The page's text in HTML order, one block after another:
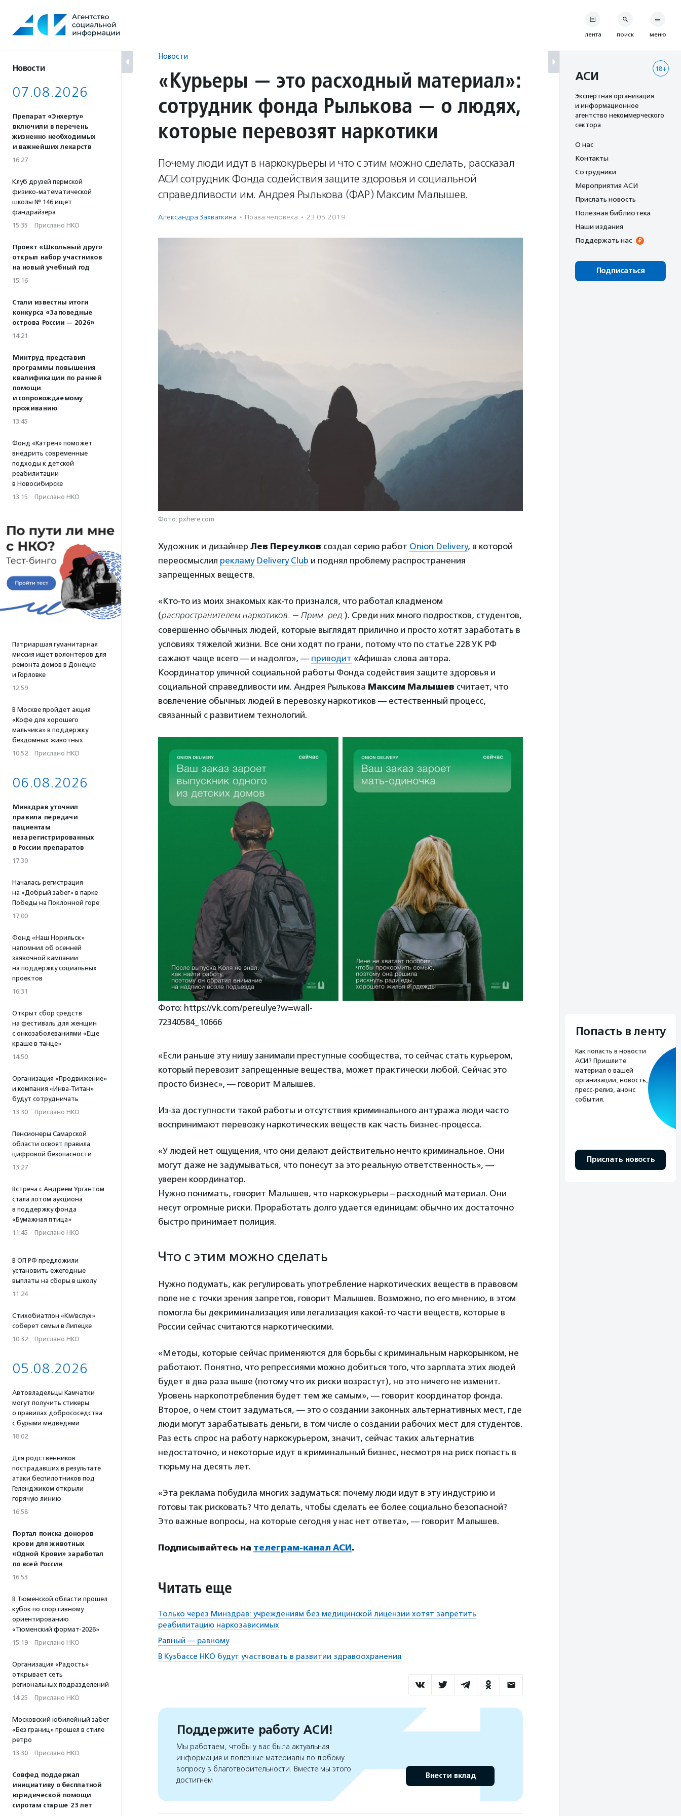
содержанию
Новости
07.08.2026
Препарат «Энхерту»
включили в перечень
жизненно необходимых
и важнейших лекарств
16:27
Клуб друзей пермской
физико-математической
школы № 146 ищет
фандрайзера
15:35 · Прислано НКО
Проект «Школьный друг»
открыл набор участников
на новый учебный год
15:16
Стали известны итоги
конкурса «Заповедные
острова России — 2026»
14:21
Минтруд представил
программы повышения
квалификации по ранней
помощи
и сопровождаемому
проживанию
13:45
Фонд «Катрен» поможет
внедрить современные
подходы к детской
реабилитации
в Новосибирске
13:15 · Прислано НКО
Патриаршая гуманитарная
миссия ищет волонтеров для
ремонта домов в Донецке
и Горловке
12:59
В Москве пройдет акция
«Кофе для хорошего
мальчика» в поддержку
бездомных животных
10:52 · Прислано НКО
06.08.2026
Минздрав уточнил
правила передачи
пациентам
незарегистрированных
в России препаратов
17:30
Началась регистрация
на «Добрый забег» в парке
Победы на Поклонной горе
17:00
Фонд «Наш Норильск»
напомнил об осенней
заявочной кампании
на поддержку социальных
проектов
16:31
Открыт сбор средств
на фестиваль для женщин
с онкозаболеваниями «Еще
краше в танце»
14:50
Организация «Продвижение»
и компания «Инва-Титан»
будут сотрудничать
13:30 · Прислано НКО
Пенсионеры Самарской
области освоят правила
цифровой безопасности
13:27
Встреча с Андреем Ургантом
стала лотом аукциона
в поддержку фонда
«Бумажная птица»
11:45 · Прислано НКО
В ОП РФ предложили
установить ежегодные
выплаты на сборы в школу
11:24
Стихобиатлон «Км/вслух»
соберет семьи в Липецке
10:32 · Прислано НКО
05.08.2026
Автовладельцы Камчатки
могут получить стикеры
о правилах добрососедства
с бурыми медведями
18:02
Для родственников
пострадавших в результате
атаки беспилотников под
Геленджиком открыли
горячую линию
16:58
Портал поиска доноров
крови для животных
«Одной Крови» заработал
по всей России
16:53
В Тюменской области прошел
кубок по спортивному
ориентированию
«Тюменский формат-2026»
15:19 · Прислано НКО
Организация «Радость»
открывает сеть
региональных подразделений
14:25 · Прислано НКО
Московский юбилейный забег
«Без границ» прошел в стиле
ретро
13:30 · Прислано НКО
Совфед поддержал
инициативу о бесплатной
юридической помощи
сиротам старше 23 лет
Новости
«Курьеры — это расходный материал»:
сотрудник фонда Рылькова — о людях,
которые перевозят наркотики
Почему люди идут в наркокурьеры и что с этим можно сделать, рассказал
АСИ сотрудник Фонда содействия защите здоровья и социальной
справедливости им. Андрея Рылькова (ФАР) Максим Малышев.
Александра Захваткина · Права человека · 23.05.2019
Фото: pxhere.com
Художник и дизайнер Лев Переулков создал серию работ Onion Delivery, в которой
переосмыслил рекламу Delivery Club и поднял проблему распространения
запрещенных веществ.
«Кто‑то из моих знакомых как-то признался, что работал кладменом
(распространителем наркотиков. — Прим. ред.). Среди них много подростков, студентов,
совершенно обычных людей, которые выглядят прилично и просто хотят заработать в
условиях тяжелой жизни. Все они ходят по грани, потому что по статье 228 УК РФ
сажают чаще всего — и надолго», — приводит «Афиша» слова автора.
Координатор уличной социальной работы Фонда содействия защите здоровья и
социальной справедливости им. Андрея Рылькова Максим Малышев считает, что
вовлечение обычных людей в перевозку наркотиков — естественный процесс,
связанный с развитием технологий.
Фото: https://vk.com/pereulye?w=wall-
72340584_10666
«Если раньше эту нишу занимали преступные сообщества, то сейчас стать курьером,
который перевозит запрещенные вещества, может практически любой. Сейчас это
просто бизнес», — говорит Малышев.
Из-за доступности такой работы и отсутствия криминального антуража люди часто
воспринимают перевозку наркотических веществ как часть бизнес-процесса.
«У людей нет ощущения, что они делают действительно нечто криминальное. Они
могут даже не задумываться, что понесут за это реальную ответственность», —
уверен координатор.
Нужно понимать, говорит Малышев, что наркокурьеры – расходный материал. Они
несут огромные риски. Проработать долго удается единицам: обычно их достаточно
быстро принимает полиция.
Что с этим можно сделать
Нужно подумать, как регулировать употребление наркотических веществ в правовом
поле не с точки зрения запретов, говорит Малышев. Возможно, по его мнению, в этом
помогла бы декриминализация или легализация какой-то части веществ, которые в
России сейчас считаются наркотическими.
«Методы, которые сейчас применяются для борьбы с криминальным наркорынком, не
работают. Понятно, что репрессиями можно добиться того, что зарплата этих людей
будет в два раза выше (потому что их риски возрастут), но это ничего не изменит.
Уровень наркопотребления будет тем же самым», — говорит координатор фонда.
Второе, о чем стоит задуматься, — это о создании законных альтернативных мест, где
люди могут зарабатывать деньги, в том числе о создании рабочих мест для студентов.
Раз есть спрос на работу наркокурьером, значит, сейчас таких альтернатив
недостаточно, и некоторые идут в криминальный бизнес, несмотря на риск попасть в
тюрьму на десять лет.
«Эта реклама побудила многих задуматься: почему люди идут в эту индустрию и
готовы так рисковать? Что делать, чтобы сделать ее более социально безопасной?
Это важные вопросы, на которые сегодня у нас нет ответа», — говорит Малышев.
Подписывайтесь на телеграм-канал АСИ.
Читать еще
Только через Минздрав: учреждениям без медицинской лицензии хотят запретить
реабилитацию наркозависимых
Равный — равному
В Кузбассе НКО будут участвовать в развитии здравоохранения
Поддержите работу АСИ!
Мы работаем, чтобы у вас была актуальная
информация и полезные материалы по любому
вопросу в благотворительности. Вместе мы этого
достигнем
Внести вклад
лента поиск меню
18+
АСИ
Экспертная организация
и информационное
агентство некоммерческого
сектора
О нас
Контакты
Сотрудники
Мероприятия АСИ
Прислать новость
Полезная библиотека
Наши издания
Поддержать нас
Подписаться
Попасть в ленту
Как попасть в новости
АСИ? Пришлите
материал о вашей
организации, новость,
пресс-релиз, анонс
события.
Прислать новость